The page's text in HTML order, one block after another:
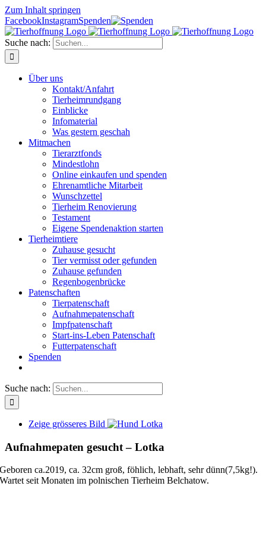
Zum Inhalt springen
FacebookInstagramSpenden
Suche nach:
Über uns
Kontakt/Anfahrt
Tierheimrundgang
Einblicke
Infomaterial
Was gestern geschah
Mitmachen
Tierarztfonds
Mindestlohn
Online einkaufen und spenden
Ehrenamtliche Mitarbeit
Wunschzettel
Tierheim Renovierung
Testament
Eigene Spendenaktion starten
Tierheimtiere
Zuhause gesucht
Tier vermisst oder gefunden
Zuhause gefunden
Regenbogenbrücke
Patenschaften
Tierpatenschaft
Aufnahmepatenschaft
Impfpatenschaft
Start-ins-Leben Patenschaft
Futterpatenschaft
Spenden
Suche nach:
Zeige grösseres Bild
Aufnahmepaten gesucht – Lotka
Geboren ca.2019, ca. 32cm groß, föhlich, lebhaft, sehr dünn(7,5kg!).
Wartet seit Monaten im polnischen Tierheim Belchatow.